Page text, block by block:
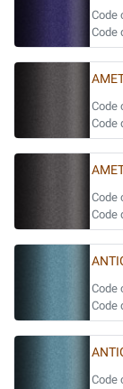
Code
Code
Code
Code
Code
Code
Code
Code
Code